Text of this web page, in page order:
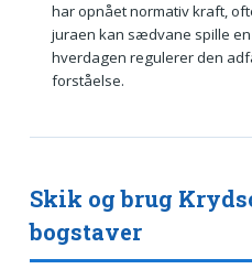
har opnået normativ kraft,
juraen kan sædvane spille
hverdagen regulerer den
forståelse.
Skik og brug
bogstaver